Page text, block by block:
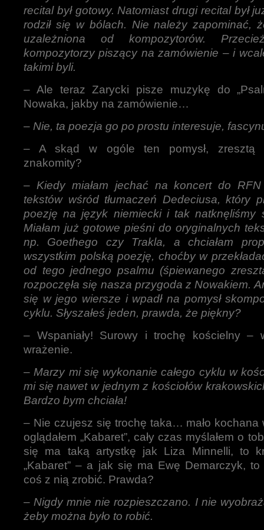
recital był gotowy. Natomiast drugi recital był
rodził się w bólach. Nie należy zapominać,
uzależniona od kompozytorów.
kompozytorzy piszący na zamówienie – i
takimi byli.
– Ale teraz Zarycki pisze muzykę do
Nowaka, jakby na zamówienie…
– Nie, ta poezja go po prostu interesuje,
– A skąd w ogóle ten pomysł, zresztą
znakomity?
– Kiedy miałam jechać na koncert do RFN
tekstów wśród tłumaczeń Dedeciusa, który
poezję na język niemiecki i tak natknęliśmy
Miałam już gotowe pieśni do oryginalnych
np. Goethego czy Trakla, a chciałam
wszystkim polską poezję, choćby w
od tego jednego psalmu (śpiewanego
rozpoczęła się nasza przygoda z Nowakiem.
się w jego wiersze i wpadł na pomysł
cyklu. Słyszałeś jeden, prawda, że piękny?
– Wspaniały! Surowy i trochę kościelny –
wrażenie.
– Marzy mi się wykonanie całego cyklu w
mi się nawet w jednym z kościołów
Bardzo bym chciała!
– Nie czujesz się trochę taka… mało kochana
oglądałem „Kabaret”, cały czas myślałem o
się ma taką artystkę jak Liza Minnelli, to
„Kabaret” – a jak się ma Ewę Demarczyk,
coś z nią zrobić. Prawda?
– Nigdy mnie nie rozpieszczano. I nie
żeby można było to robić.